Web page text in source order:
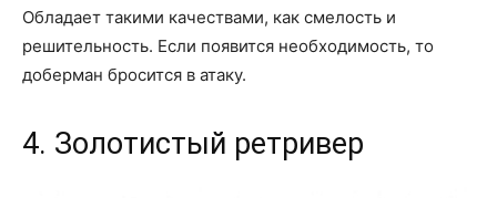
Обладает такими качествами, как смелость и
решительность. Если появится необходимость, то
доберман бросится в атаку.
4. Золотистый ретривер